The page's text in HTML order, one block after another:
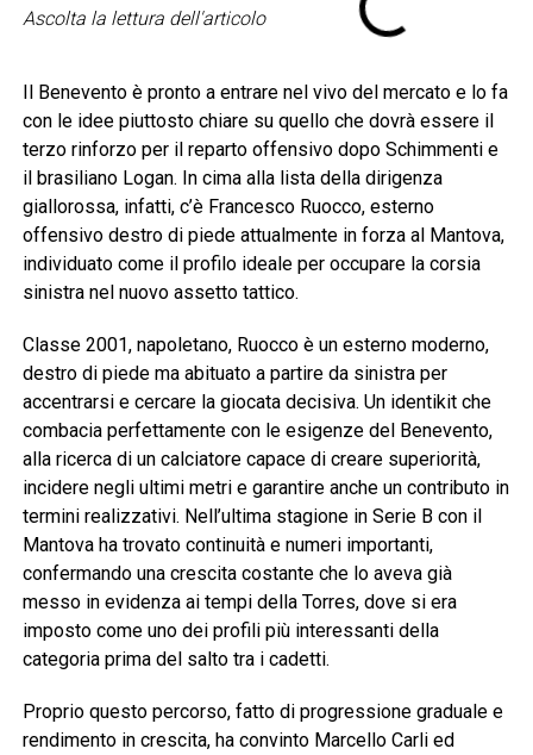
Ascolta la lettura dell'articolo
Il Benevento è pronto a entrare nel vivo del mercato e lo fa
con le idee piuttosto chiare su quello che dovrà essere il
terzo rinforzo per il reparto offensivo dopo Schimmenti e
il brasiliano Logan. In cima alla lista della dirigenza
giallorossa, infatti, c’è Francesco Ruocco, esterno
offensivo destro di piede attualmente in forza al Mantova,
individuato come il profilo ideale per occupare la corsia
sinistra nel nuovo assetto tattico.
Classe 2001, napoletano, Ruocco è un esterno moderno,
destro di piede ma abituato a partire da sinistra per
accentrarsi e cercare la giocata decisiva. Un identikit che
combacia perfettamente con le esigenze del Benevento,
alla ricerca di un calciatore capace di creare superiorità,
incidere negli ultimi metri e garantire anche un contributo in
termini realizzativi. Nell’ultima stagione in Serie B con il
Mantova ha trovato continuità e numeri importanti,
confermando una crescita costante che lo aveva già
messo in evidenza ai tempi della Torres, dove si era
imposto come uno dei profili più interessanti della
categoria prima del salto tra i cadetti.
Proprio questo percorso, fatto di progressione graduale e
rendimento in crescita, ha convinto Marcello Carli ed